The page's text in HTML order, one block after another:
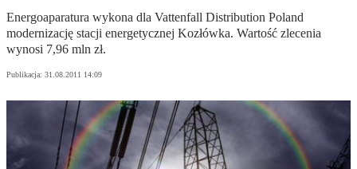
Energoaparatura wykona dla Vattenfall Distribution Poland
modernizację stacji energetycznej Kozłówka. Wartość zlecenia
wynosi 7,96 mln zł.
Publikacja: 31.08.2011 14:09